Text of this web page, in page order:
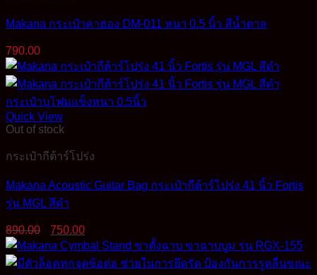
Makana กระเป๋าคาฮอง DM-011 หนา 0.5 นิ้ว สีน้ำตาล
790.00
Quick View
Out of stock
กระเป๋ากีต้าร์โปร่ง
Makana Acoustic Guitar Bag กระเป๋ากีต้าร์โปร่ง 41 นิ้ว Fortis
รุ่น MGL สีดำ
890.00
Original
price
was:
890.00฿.
750.00
price
is:
750.00฿.